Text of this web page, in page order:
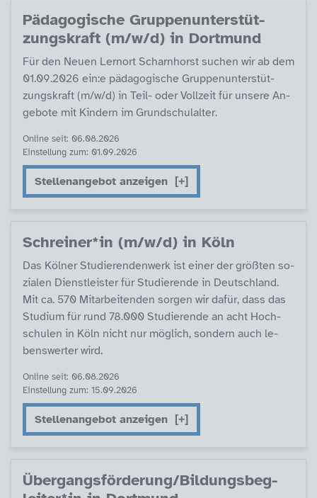
Päda­go­gi­sche Grup­pen­un­ter­stüt­
zungs­kraft (m/w/d) in Dort­mund
Für den Neu­en Lern­ort Scharn­horst su­chen wir ab dem
01.09.2026 ein:e päda­go­gi­sche Grup­pen­un­ter­stüt­
zungs­kraft (m/w/d) in Teil- oder Voll­zeit für un­se­re An­
ge­bo­te mit Kin­dern im Grund­schulal­ter.
Online seit: 06.08.2026
Einstellung zum: 01.09.2026
Stellenangebot anzeigen
Sch­r­ei­ner*in (m/w/d) in Köln
Das Köl­ner Stu­die­ren­den­werk ist ei­ner der größ­ten so­
zia­len Di­enst­leis­ter für Stu­die­ren­de in Deut­sch­land.
Mit ca. 570 Mit­ar­bei­ten­den sor­gen wir da­für, dass das
Stu­di­um für rund 78.000 Stu­die­ren­de an acht Hoch­
schu­len in Köln nicht nur mög­lich, son­dern auch le­
bens­wer­ter wird.
Online seit: 06.08.2026
Einstellung zum: 15.09.2026
Stellenangebot anzeigen
Über­gangs­för­de­rung/Bil­dungs­be­g­